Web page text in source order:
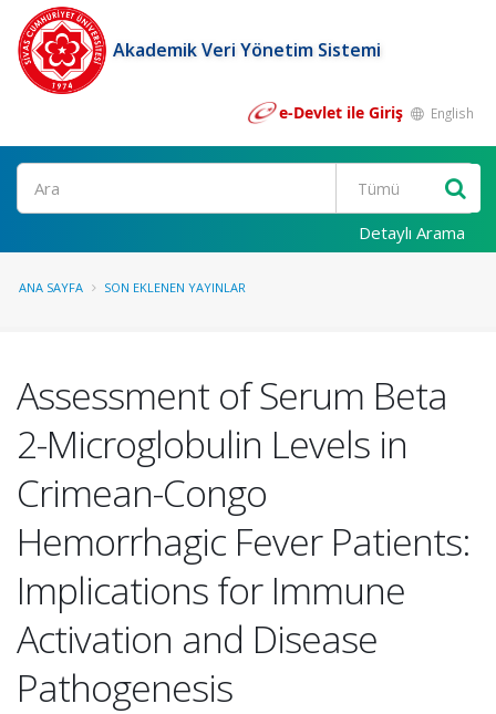
Akademik Veri Yönetim Sistemi
e-Devlet ile Giriş English
Ara
Detaylı Arama
ANA SAYFA SON EKLENEN YAYINLAR
Assessment of Serum Beta
2-Microglobulin Levels in
Crimean-Congo
Hemorrhagic Fever Patients:
Implications for Immune
Activation and Disease
Pathogenesis